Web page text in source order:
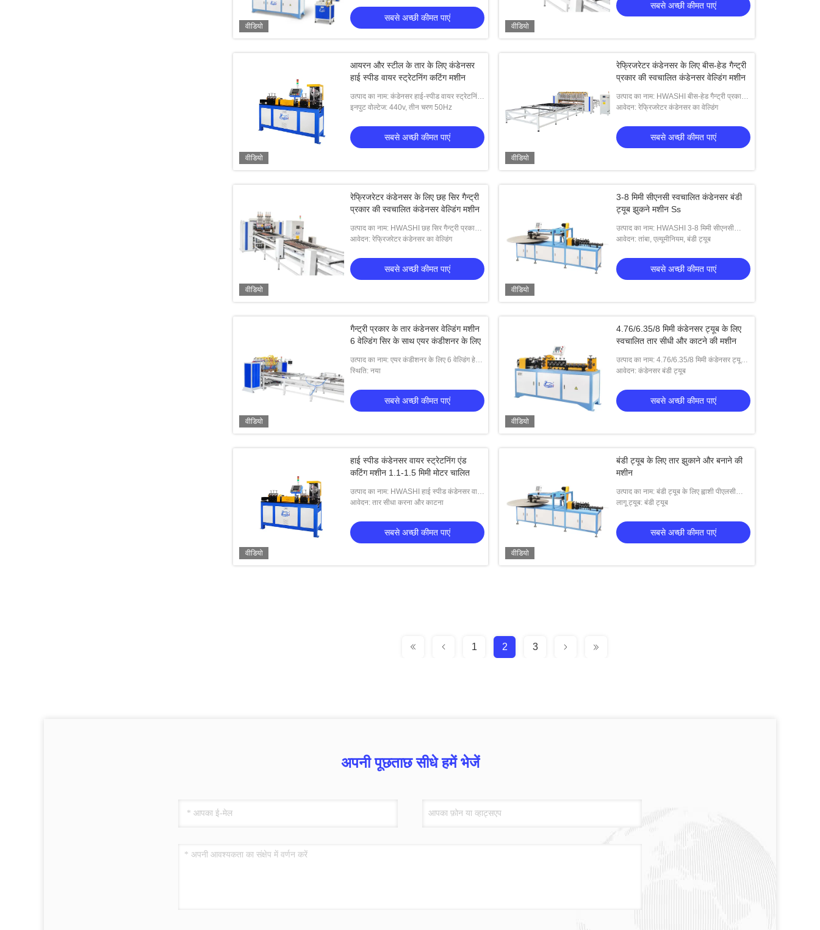
वीडियो
सबसे अच्छी कीमत पाएं
वीडियो
सबसे अच्छी कीमत पाएं
वीडियो
आयरन और स्टील के तार के लिए कंडेनसर
हाई स्पीड वायर स्ट्रेटनिंग कटिंग मशीन
उत्पाद का नाम: कंडेनसर हाई-स्पीड वायर स्ट्रेटनिंग
मशीन लोहे और स्टील के तार के लिए उपयुक्त है
इनपुट वोल्टेज: 440v, तीन चरण 50Hz
सबसे अच्छी कीमत पाएं
वीडियो
रेफ्रिजरेटर कंडेनसर के लिए बीस-हेड गैन्ट्री
प्रकार की स्वचालित कंडेनसर वेल्डिंग मशीन
उत्पाद का नाम: HWASHI बीस-हेड गैन्ट्री प्रकार
रेफ्रिजरेटर कंडेनसर के लिए स्वचालित कंडेनसर
आवेदन: रेफ्रिजरेटर कंडेनसर का वेल्डिंग
सबसे अच्छी कीमत पाएं
वीडियो
रेफ्रिजरेटर कंडेनसर के लिए छह सिर गैन्ट्री
प्रकार की स्वचालित कंडेनसर वेल्डिंग मशीन
उत्पाद का नाम: HWASHI छह सिर गैन्ट्री प्रकार
रेफ्रिजरेटर कंडेनसर के लिए स्वचालित कंडेनसर
आवेदन: रेफ्रिजरेटर कंडेनसर का वेल्डिंग
सबसे अच्छी कीमत पाएं
वीडियो
3-8 मिमी सीएनसी स्वचालित कंडेनसर बंडी
ट्यूब झुकने मशीन Ss
उत्पाद का नाम: HWASHI 3-8 मिमी सीएनसी
स्वचालित कंडेनसर बंडी ट्यूब झुकने वाली मशीन
आवेदन: तांबा, एल्यूमीनियम, बंडी ट्यूब
सबसे अच्छी कीमत पाएं
वीडियो
गैन्ट्री प्रकार के तार कंडेनसर वेल्डिंग मशीन
6 वेल्डिंग सिर के साथ एयर कंडीशनर के लिए
उत्पाद का नाम: एयर कंडीशनर के लिए 6 वेल्डिंग हेड
के साथ ह्वाशी गैन्ट्री प्रकार कंडेनसर वेल्डिंग मशीन
स्थिति: नया
सबसे अच्छी कीमत पाएं
वीडियो
4.76/6.35/8 मिमी कंडेनसर ट्यूब के लिए
स्वचालित तार सीधी और काटने की मशीन
उत्पाद का नाम: 4.76/6.35/8 मिमी कंडेनसर ट्यूब
के लिए HWASHI स्ट्रेटनिंग और कटिंग मशीन
आवेदन: कंडेनसर बंडी ट्यूब
सबसे अच्छी कीमत पाएं
वीडियो
हाई स्पीड कंडेनसर वायर स्ट्रेटनिंग एंड
कटिंग मशीन 1.1-1.5 मिमी मोटर चालित
उत्पाद का नाम: HWASHI हाई स्पीड कंडेनसर वायर
स्ट्रेटनिंग और कटिंग मशीन 1.1-1.5 मिमी मोटर
आवेदन: तार सीधा करना और काटना
सबसे अच्छी कीमत पाएं
वीडियो
बंडी ट्यूब के लिए तार झुकाने और बनाने की
मशीन
उत्पाद का नाम: बंडी ट्यूब के लिए ह्वाशी पीएलसी
झुकने और बनाने की मशीन
लागू ट्यूब: बंडी ट्यूब
सबसे अच्छी कीमत पाएं
1 2 3
अपनी पूछताछ सीधे हमें भेजें